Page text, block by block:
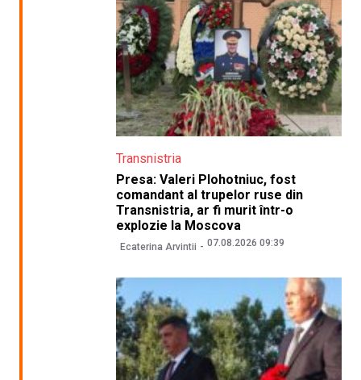
Transnistria
Presa: Valeri Plohotniuc, fost
comandant al trupelor ruse din
Transnistria, ar fi murit într-o
explozie la Moscova
Ecaterina Arvintii 07.08.2026 09:39